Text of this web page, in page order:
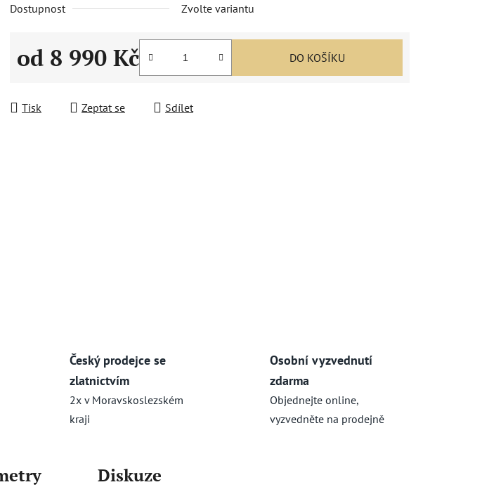
Dostupnost Zvolte variantu
od 8 990 Kč DO KOŠÍKU
Tisk Zeptat se Sdílet
Český prodejce se
zlatnictvím
2x v Moravskoslezském
kraji
Osobní vyzvednutí
zdarma
Objednejte online,
vyzvedněte na prodejně
Diskuze